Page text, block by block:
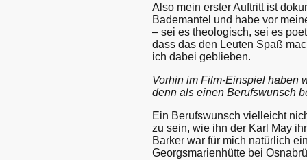
Also mein erster Auftritt ist
Bademantel und habe vor
– sei es theologisch, sei es
dass das den Leuten Spaß
ich dabei geblieben.
Vorhin im Film-Einspiel haben
denn als einen Berufswunsch
Ein Berufswunsch vielleicht
zu sein, wie ihn der Karl May
Barker war für mich natürlich
Georgsmarienhütte bei